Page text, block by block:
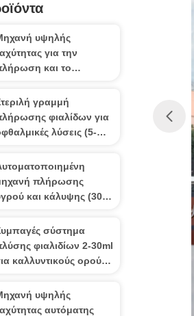
υψηλής
για την
και το
ματιών Οφθαλμική
αυτοματοποίηση
μηδενικής ρύπανσης με
γραμμή
φιαλίδων για
λύσεις (5-
πλήρωσης
και κάλυψης (30-
και
αυτοματοποίηση
προσαρμογής στο κλίμα
σύστημα
φιαλιδίων 2-30ml
καλλυντικούς ορούς
υψηλής
αυτόματης